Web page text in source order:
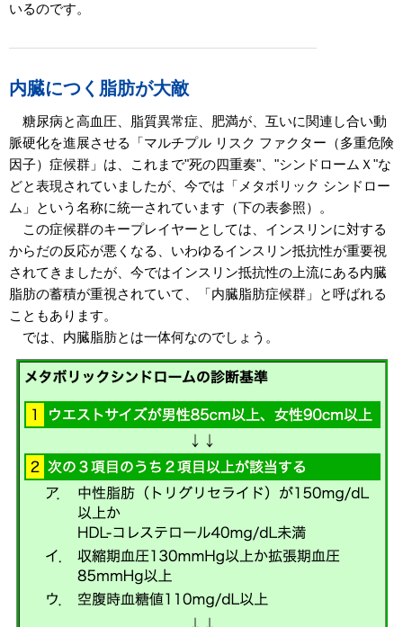
いるのです。
内臓につく脂肪が大敵
糖尿病と高血圧、脂質異常症、肥満が、互いに関連し合い動
脈硬化を進展させる「マルチプル リスク ファクター（多重危険
因子）症候群」は、これまで"死の四重奏"、"シンドロームＸ"な
どと表現されていましたが、今では「メタボリック シンドロー
ム」という名称に統一されています（下の表参照）。
この症候群のキープレイヤーとしては、インスリンに対する
からだの反応が悪くなる、いわゆるインスリン抵抗性が重要視
されてきましたが、今ではインスリン抵抗性の上流にある内臓
脂肪の蓄積が重視されていて、「内臓脂肪症候群」と呼ばれる
こともあります。
では、内臓脂肪とは一体何なのでしょう。